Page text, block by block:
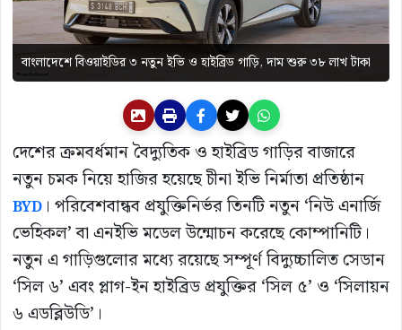
বাংলাদেশে বিওয়াইডির ৩ নতুন ইভি ও হাইব্রিড গাড়ি, দাম শুরু ৩৮ লাখ টাকা
দেশের ক্রমবর্ধমান বৈদ্যুতিক ও হাইব্রিড গাড়ির বাজারে
নতুন চমক নিয়ে হাজির হয়েছে চীনা ইভি নির্মাতা প্রতিষ্ঠান
BYD । পরিবেশবান্ধব প্রযুক্তিনির্ভর তিনটি নতুন ‘নিউ এনার্জি
ভেহিকল’ বা এনইভি মডেল উন্মোচন করেছে কোম্পানিটি।
নতুন এ গাড়িগুলোর মধ্যে রয়েছে সম্পূর্ণ বিদ্যুচ্চালিত সেডান
‘সিল ৬’ এবং প্লাগ-ইন হাইব্রিড প্রযুক্তির ‘সিল ৫’ ও ‘সিলায়ন
৬ এডব্লিউডি’।